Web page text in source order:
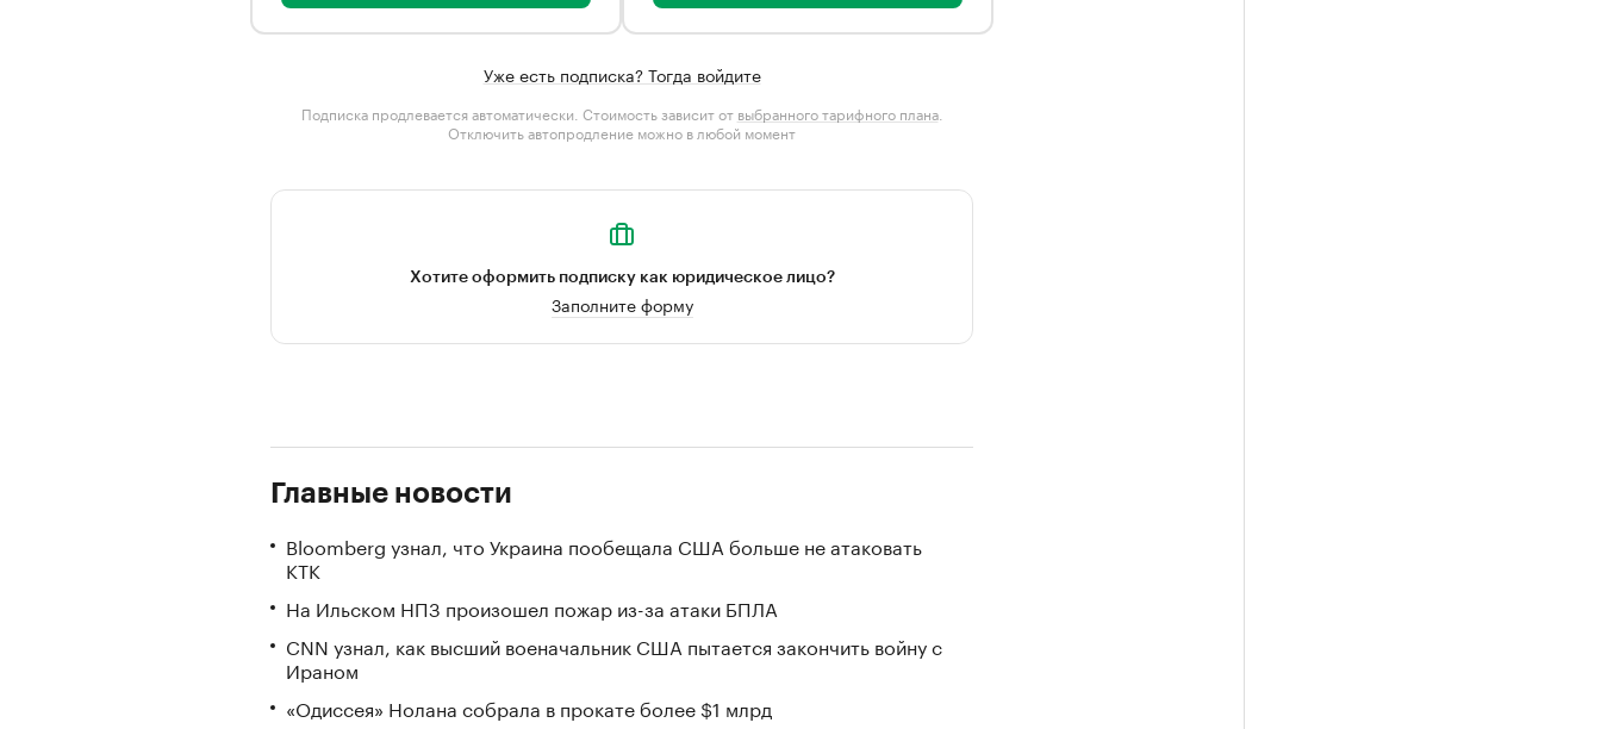
Уже есть подписка? Тогда войдите
Подписка продлевается автоматически. Стоимость зависит от выбранного тарифного плана.
Отключить автопродление можно в любой момент
Хотите оформить подписку как юридическое лицо?
Заполните форму
Главные новости
Bloomberg узнал, что Украина пообещала США больше не атаковать
КТК
На Ильском НПЗ произошел пожар из-за атаки БПЛА
CNN узнал, как высший военачальник США пытается закончить войну с
Ираном
«Одиссея» Нолана собрала в прокате более $1 млрд